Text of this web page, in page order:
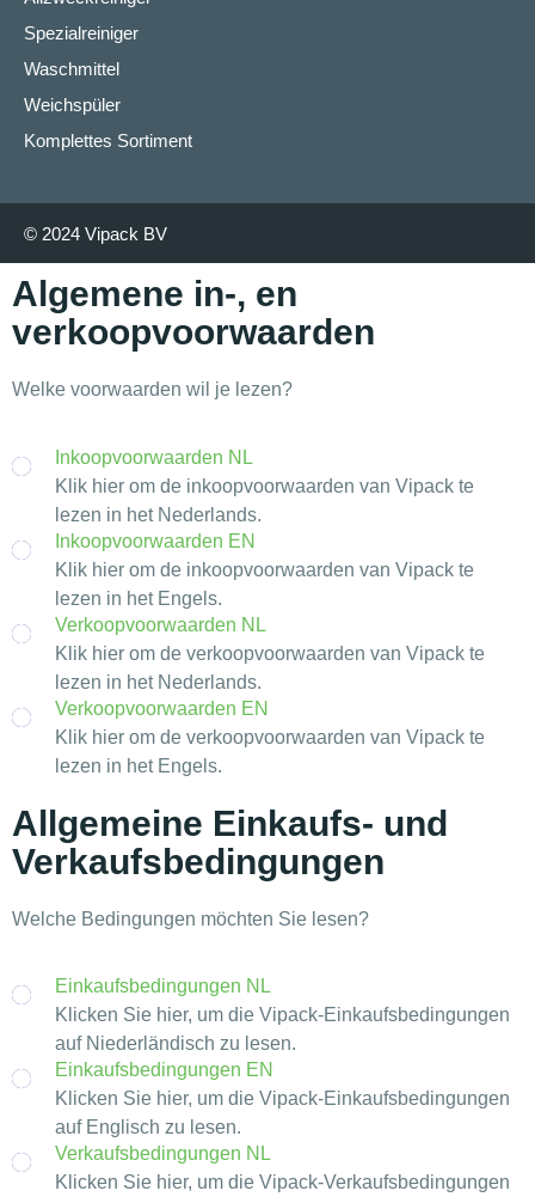
Spezialreiniger
Waschmittel
Weichspüler
Komplettes Sortiment
© 2024 Vipack BV
Algemene in-, en
verkoopvoorwaarden
Welke voorwaarden wil je lezen?
Inkoopvoorwaarden NL
Klik hier om de inkoopvoorwaarden van Vipack te
lezen in het Nederlands.
Inkoopvoorwaarden EN
Klik hier om de inkoopvoorwaarden van Vipack te
lezen in het Engels.
Verkoopvoorwaarden NL
Klik hier om de verkoopvoorwaarden van Vipack te
lezen in het Nederlands.
Verkoopvoorwaarden EN
Klik hier om de verkoopvoorwaarden van Vipack te
lezen in het Engels.
Allgemeine Einkaufs- und
Verkaufsbedingungen
Welche Bedingungen möchten Sie lesen?
Einkaufsbedingungen NL
Klicken Sie hier, um die Vipack-Einkaufsbedingungen
auf Niederländisch zu lesen.
Einkaufsbedingungen EN
Klicken Sie hier, um die Vipack-Einkaufsbedingungen
auf Englisch zu lesen.
Verkaufsbedingungen NL
Klicken Sie hier, um die Vipack-Verkaufsbedingungen